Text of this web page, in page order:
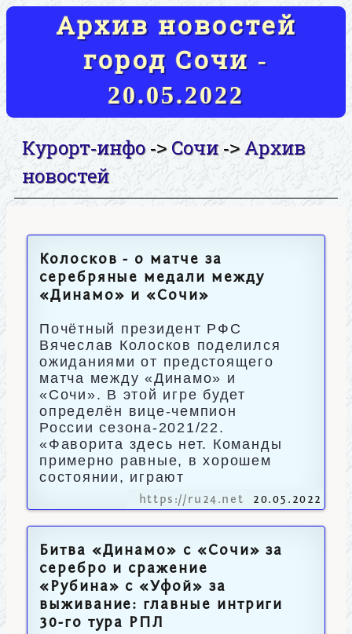
Архив новостей
город Сочи -
20.05.2022
Курорт-инфо-> Сочи->Архив
новостей
Колосков - о матче за
серебряные медали между
«Динамо» и «Сочи»
Почётный президент РФС
Вячеслав Колосков поделился
ожиданиями от предстоящего
матча между «Динамо» и
«Сочи». В этой игре будет
определён вице-чемпион
России сезона-2021/22.
«Фаворита здесь нет. Команды
примерно равные, в хорошем
состоянии, играют
https://ru24.net 20.05.2022
Битва «Динамо» с «Сочи» за
серебро и сражение
«Рубина» с «Уфой» за
выживание: главные интриги
30-го тура РПЛ